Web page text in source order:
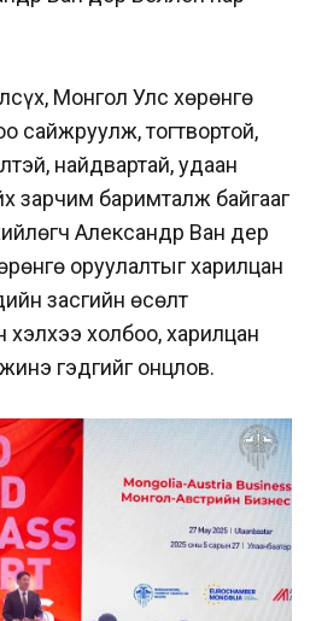
Монгол Улс хөрөнгө
сайжруулж, тогтвортой,
найдвартай, удаан
зарчим баримталж байгааг
Александр Ван дер
оруулалтыг харилцан
засгийн өсөлт
холбоо, харилцан
гэдгийг онцлов.